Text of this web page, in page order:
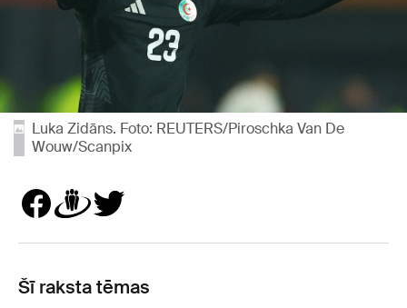
Luka Zidāns. Foto: REUTERS/Piroschka Van De
Wouw/Scanpix
Šī raksta tēmas